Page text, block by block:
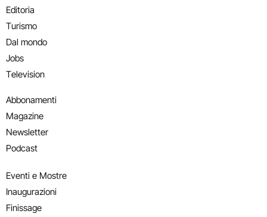
Editoria
Turismo
Dal mondo
Jobs
Television
Abbonamenti
Magazine
Newsletter
Podcast
Eventi e Mostre
Inaugurazioni
Finissage